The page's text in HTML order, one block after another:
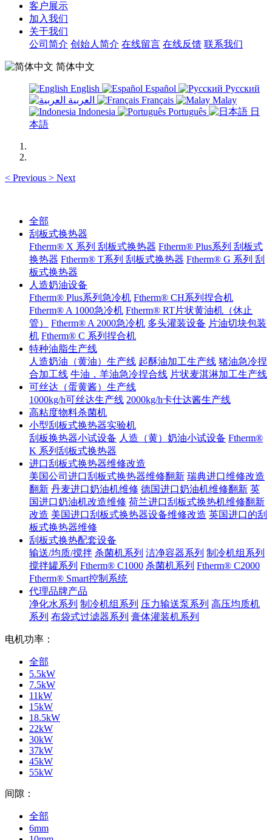
客户展示
加入我们
关于我们
公司简介 创始人简介 在线留言 在线反馈 联系我们
简体中文
English Español
Русский
Français
Malay
Indonesia
Português
日
本語
< Previous > Next
全部
刮板式换热器
Ftherm® X 系列 刮板式换热器 Ftherm® Plus系列 刮板式
换热器 Ftherm® T系列 刮板式换热器 Ftherm® G 系列 刮
板式换热器
人造奶油设备
Ftherm® Plus系列急冷机 Ftherm® CH系列捏合机
Ftherm® A 1000急冷机 Ftherm® RT片状黄油机（休止
管）
Ftherm® A 2000急冷机 多头灌装设备 片油切块包装
机 Ftherm® C 系列捏合机
特种油脂生产线
人造奶油（黄油）生产线 起酥油加工生产线 猪油急冷捏
合加工线 牛油，羊油急冷捏合线 片状麦淇淋加工生产线
可丝达（蛋黄酱）生产线
1000kg/h可丝达生产线 2000kg/h卡仕达酱生产线
高粘度物料杀菌机
小型刮板式换热器实验机
刮板换热器小试设备 人造（黄）奶油小试设备 Ftherm®
K 系列刮板式换热器
进口刮板式换热器维修改造
美国公司进口刮板式换热器维修翻新 瑞典进口维修改造
翻新 丹麦进口奶油机维修 德国进口奶油机维修翻新 英
国进口奶油机改造维修 荷兰进口刮板式换热机维修翻新
改造 美国进口刮板式换热器设备维修改造 英国进口的刮
板式换热器维修
刮板式换热配套设备
输送/均质/搅拌 杀菌机系列 洁净容器系列 制冷机组系列
搅拌罐系列 Ftherm® C1000 杀菌机系列 Ftherm® C2000
Ftherm® Smart控制系统
代理品牌产品
净化水系列 制冷机组系列 压力输送泵系列 高压均质机
系列 布袋式过滤器系列 膏体灌装机系列
电机功率：
全部
5.5kW
7.5kW
11kW
15kW
18.5kW
22kW
30kW
37kW
45kW
55kW
间隙：
全部
6mm